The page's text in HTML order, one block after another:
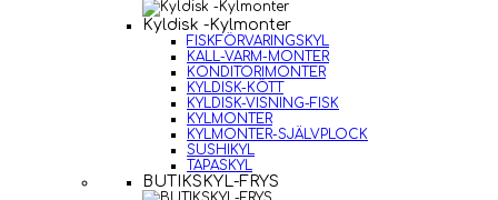
Kyldisk -Kylmonter
FISKFÖRVARINGSKYL
KALL-VARM-MONTER
KONDITORIMONTER
KYLDISK-KÖTT
KYLDISK-VISNING-FISK
KYLMONTER
KYLMONTER-SJÄLVPLOCK
SUSHIKYL
TAPASKYL
BUTIKSKYL-FRYS